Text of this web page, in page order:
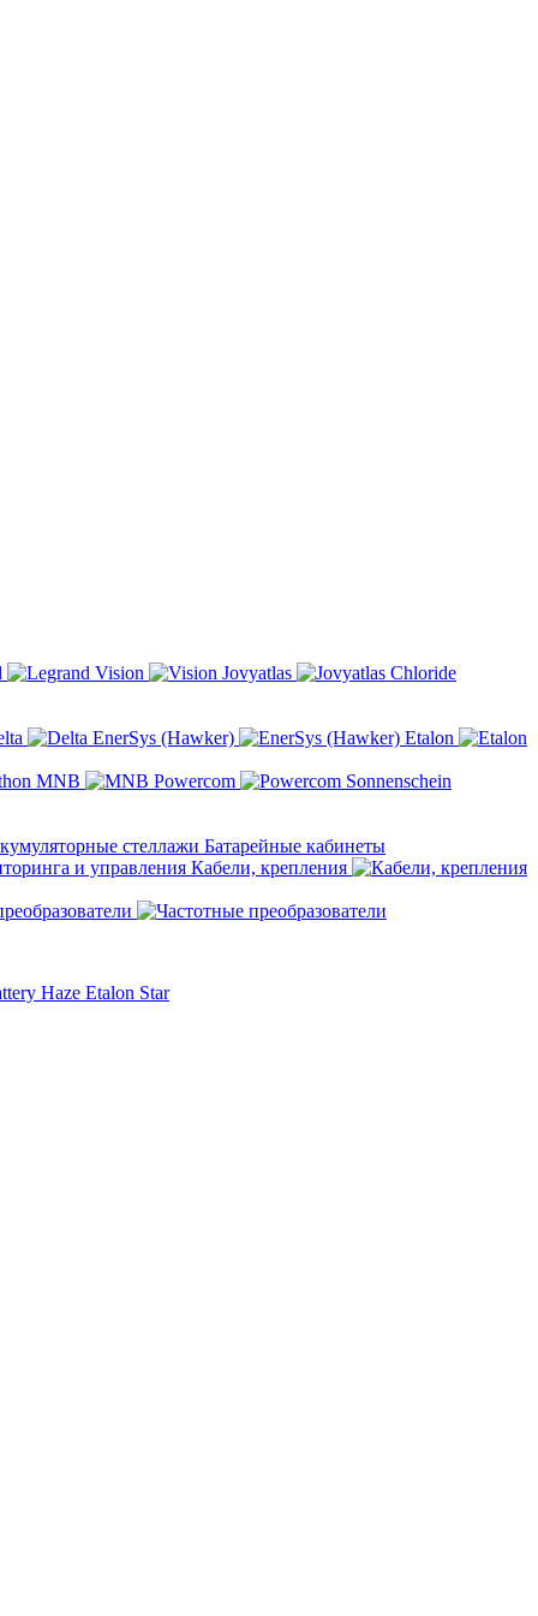
Vision Jovyatlas Chloride
EnerSys (Hawker)
Etalon
MNB Powercom
Sonnenschein
Батарейные кабинеты
Кабели, крепления
Haze Etalon Star